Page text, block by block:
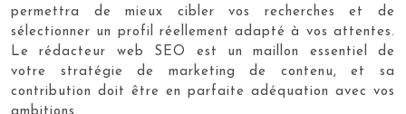
permettra de mieux cibler vos recherches et de
sélectionner un profil réellement adapté à vos attentes.
Le rédacteur web SEO est un maillon essentiel de
votre stratégie de marketing de contenu, et sa
contribution doit être en parfaite adéquation avec vos